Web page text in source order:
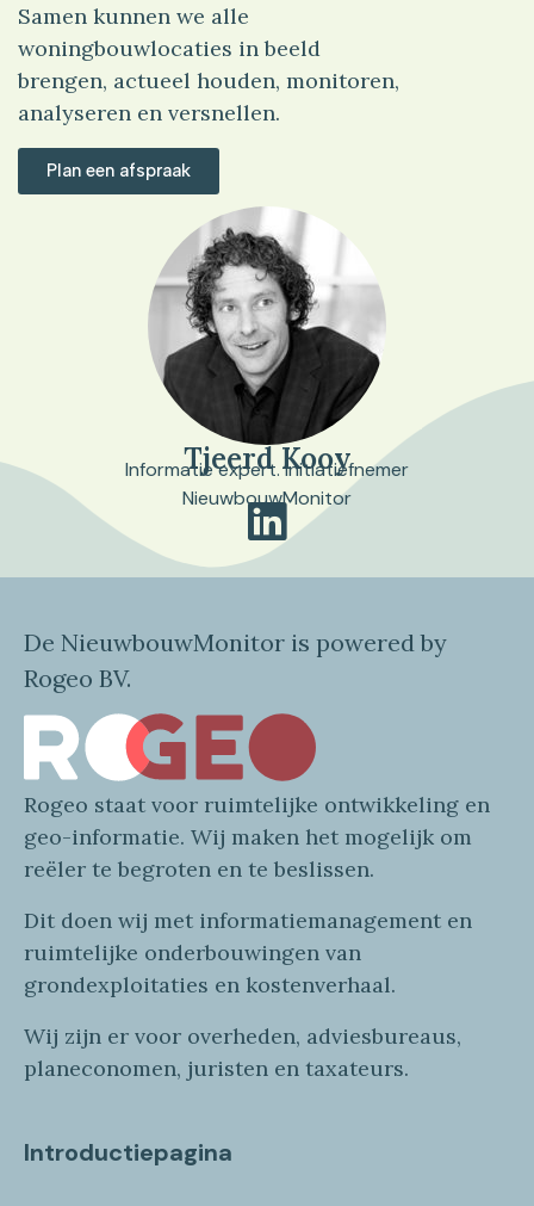
Samen kunnen we alle
woningbouwlocaties in beeld
brengen, actueel houden, monitoren,
analyseren en versnellen.
Plan een afspraak
Tjeerd Kooy
Informatie expert. Initiatiefnemer
NieuwbouwMonitor
De NieuwbouwMonitor is powered by
Rogeo BV.
Rogeo staat voor ruimtelijke ontwikkeling en
geo-informatie. Wij maken het mogelijk om
reëler te begroten en te beslissen.
Dit doen wij met informatiemanagement en
ruimtelijke onderbouwingen van
grondexploitaties en kostenverhaal.
Wij zijn er voor overheden, adviesbureaus,
planeconomen, juristen en taxateurs.
Introductiepagina